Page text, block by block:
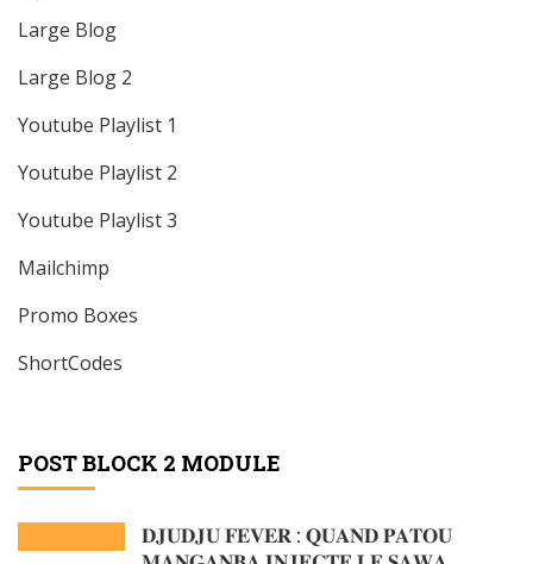
Large Blog
Large Blog 2
Youtube Playlist 1
Youtube Playlist 2
Youtube Playlist 3
Mailchimp
Promo Boxes
ShortCodes
POST BLOCK 2 MODULE
𝐃𝐉𝐔𝐃𝐉𝐔 𝐅𝐄𝐕𝐄𝐑 : 𝐐𝐔𝐀𝐍𝐃 𝐏𝐀𝐓𝐎𝐔